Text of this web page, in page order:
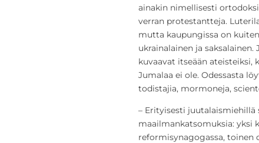
ainakin nimellisesti
verran protestantteja.
mutta kaupungissa on
ukrainalainen ja
kuvaavat itseään
Jumalaa ei ole. Odessasta
todistajia, mormoneja,
– Erityisesti juutalaismiehillä
maailmankatsomuksia: yksi
reformisynagogassa, toinen